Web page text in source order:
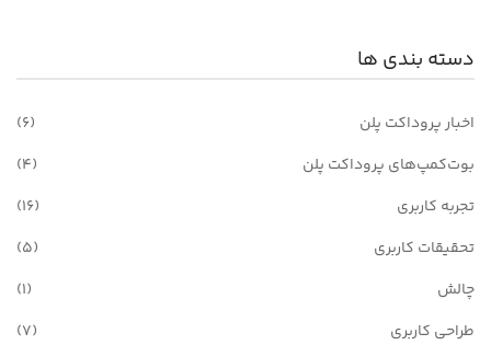
دسته بندی ها
اخبار پروداکت پلن
(6)
بوت‌کمپ‌های پروداکت پلن
(4)
تجربه کاربری
(16)
تحقیقات کاربری
(5)
چالش
(1)
طراحی کاربری
(7)